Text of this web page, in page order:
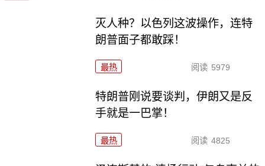
灭人种？以色列这波操作，连特
朗普面子都敢踩！
最热 阅读 5979
特朗普刚说要谈判，伊朗又是反
手就是一巴掌！
最热 阅读 4825